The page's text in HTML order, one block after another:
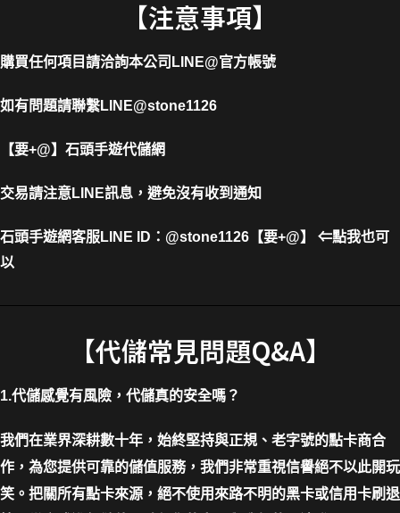
【注意事項】
購買任何項目請洽詢本公司 LINE@官方帳號
如有問題請聯繫LINE@stone1126
【要+@】 石頭手遊代儲網
交易請注意LINE訊息，避免沒有收到通知
石頭手遊網客服LINE ID ： @stone1126 【要+@】 ⇐點我也可
以
【代儲常見問題Q&A】
1.代儲感覺有風險，代儲真的安全嗎？
我們在業界深耕數十年，始終堅持與正規、老字號的點卡商合
作，為您提供可靠的儲值服務，我們非常重視信譽絕不以此開玩
笑。把關所有點卡來源，絕不使用來路不明的黑卡或信用卡刷退